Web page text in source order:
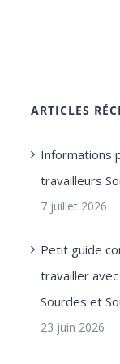
ARTICLES
Informations
travailleurs
7 juillet 2026
Petit guide
travailler
Sourdes et
23 juin 2026